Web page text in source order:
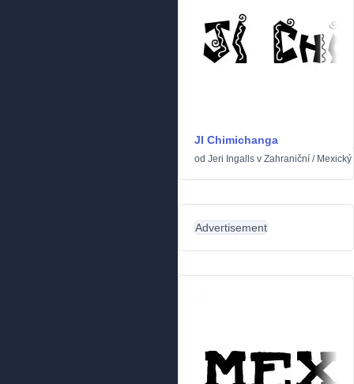
JI Chimichanga
od Jeri Ingalls v Zahraniční / Mexický
Advertisement